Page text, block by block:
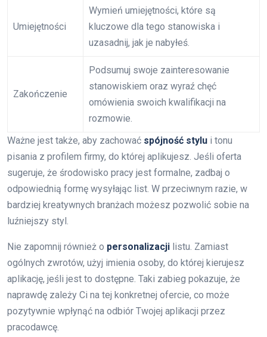
Umiejętności
Wymień umiejętności, które są
kluczowe dla tego stanowiska i
uzasadnij, jak je nabyłeś.
Zakończenie
Podsumuj swoje zainteresowanie
stanowiskiem oraz wyraź chęć
omówienia swoich kwalifikacji na
rozmowie.
Ważne jest także, aby zachować spójność stylu i tonu
pisania z profilem firmy, do której aplikujesz. Jeśli oferta
sugeruje, że środowisko pracy jest formalne, zadbaj o
odpowiednią formę wysyłając list. W przeciwnym razie, w
bardziej kreatywnych branżach możesz pozwolić sobie na
luźniejszy styl.
Nie zapomnij również o personalizacji listu. Zamiast
ogólnych zwrotów, użyj imienia osoby, do której kierujesz
aplikację, jeśli jest to dostępne. Taki zabieg pokazuje, że
naprawdę zależy Ci na tej konkretnej ofercie, co może
pozytywnie wpłynąć na odbiór Twojej aplikacji przez
pracodawcę.